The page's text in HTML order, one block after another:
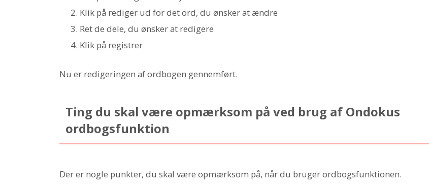
Klik på rediger ud for det ord, du ønsker at ændre
Ret de dele, du ønsker at redigere
Klik på registrer
Nu er redigeringen af ordbogen gennemført.
Ting du skal være opmærksom på ved brug af Ondokus
ordbogsfunktion
Der er nogle punkter, du skal være opmærksom på, når du bruger ordbogsfunktionen.